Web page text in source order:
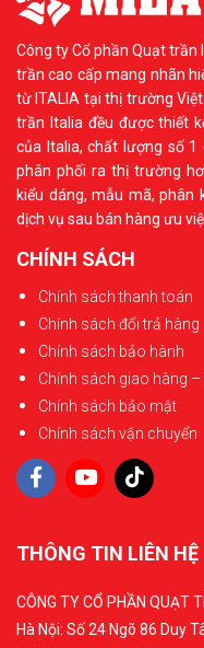
Tùy vào phong cách
quạt có kiểu dáng,
phù hợp nhất. Nếu
không đèn phong
liệu cánh nhựa, gỗ
đồng,....Nếu thích
nhiên, thân được
9999, 24K,...
Quạt trần 4, 5, 7
có diện tích lớn, cần
hợp nhiều tốc độ gió.
này có tính thẩm mỹ
quạt trần, bạn cần lưu
phù hợp với không
hưởng sự thoải mái
Công ty Cổ phần Quạt
trần cao cấp mang nhãn
từ ITALIA tại thị trường
trần Italia đều được thiết
của Italia, chất lượng số 1
phân phối ra thị trường
kiểu dáng, mẫu mã, phân
dịch vụ sau bán hàng ưu
CHÍNH SÁCH
Chính sách thanh toán
Chính sách đổi trả hàng
Chính sách bảo hành
Chính sách giao hàng –
Chính sách bảo mật
Chính sách vận chuyển
THÔNG TIN LIÊN HỆ
CÔNG TY CỔ PHẦN QUẠT
Hà Nội: Số 24 Ngõ 86 Duy